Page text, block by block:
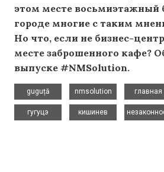
этом месте восьмиэтажный
городе многие с таким
Но что, если не бизнес-
месте заброшенного кафе?
выпуске #NMSolution.
guguță
nmsolution
главная
гугуцэ
кишинев